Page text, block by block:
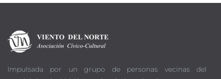
Impulsada por un grupo de personas vecinas del